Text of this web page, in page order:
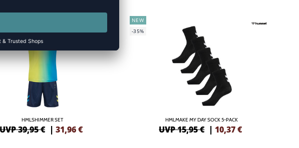
HMLSHIMMER SET
39,95 € | 31,96€
NEW
-35%
HMLMAKE MY DAY SOCK 5-PACK
UVP 15,95 € |10,37€